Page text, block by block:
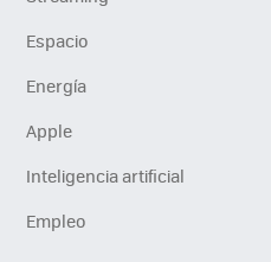
Espacio
Energía
Apple
Inteligencia artificial
Empleo